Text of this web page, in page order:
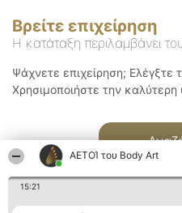
ΑΕΤΟΊ του Body Art
15:21
Βρείτε επιχείρηση
Η κατάταξη περιλαμβάνει
Ψάχνετε επιχείρηση; Ελέγξτε
Χρησιμοποιήστε την καλύτερη